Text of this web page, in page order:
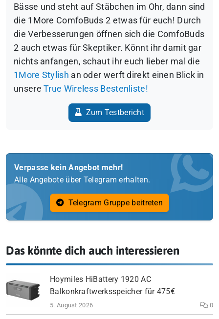
Bässe und steht auf Stäbchen im Ohr, dann sind
die 1More ComfoBuds 2 etwas für euch! Durch
die Verbesserungen öffnen sich die ComfoBuds
2 auch etwas für Skeptiker. Könnt ihr damit gar
nichts anfangen, schaut ihr euch lieber mal die
1More Stylish an oder werft direkt einen Blick in
unsereTrue Wireless Bestenliste!
Zum Testbericht
Verpasse kein Angebot mehr!
Alle Angebote über Telegram erhalten.
Telegram Gruppe beitreten
Das könnte dich auch interessieren
Hoymiles HiBattery 1920 AC
Balkonkraftwerksspeicher für 475€
5. August 2026 0